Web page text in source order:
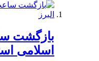
بازگشت
اسلامی